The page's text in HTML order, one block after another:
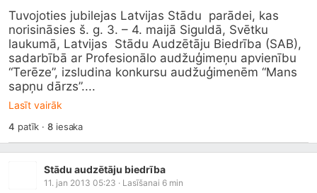
Tuvojoties jubilejas Latvijas Stādu  parādei, kas
norisināsies š. g. 3. – 4. maijā Siguldā, Svētku
laukumā, Latvijas  Stādu Audzētāju Biedrība (SAB),
sadarbībā ar Profesionālo audžuģimeņu apvienību
“Terēze”, izsludina konkursu audžuģimenēm “Mans
sapņu dārzs”....
Lasīt vairāk
4 patīk ·8iesaka
Stādu audzētāju biedrība
11. jan 2013 05:23 · Lasīšanai 6 min